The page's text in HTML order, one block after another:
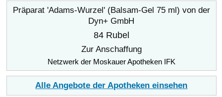
Präparat 'Adams-Wurzel' (Balsam-Gel 75 ml) von der
Dyn+ GmbH
84 Rubel
Zur Anschaffung
Netzwerk der Moskauer Apotheken IFK
Alle Angebote der Apotheken einsehen